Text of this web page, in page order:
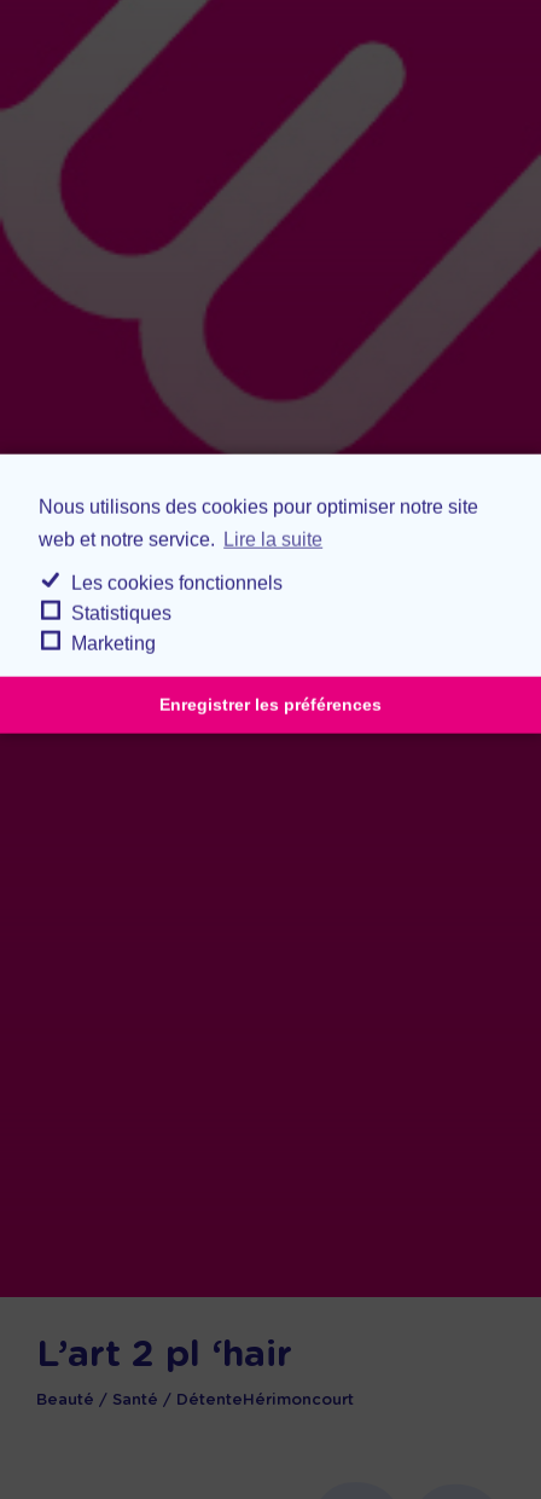
Nous utilisons des cookies pour optimiser notre site
web et notre service.
Lire la suite
Les cookies fonctionnels
Statistiques
Marketing
Enregistrer les préférences
L’art 2 pl ‘hair
Beauté / Santé / Détente Hérimoncourt